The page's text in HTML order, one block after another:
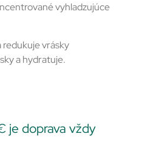
vyhladzujúce
redukuje vrásky
a hydratuje.
je doprava vždy